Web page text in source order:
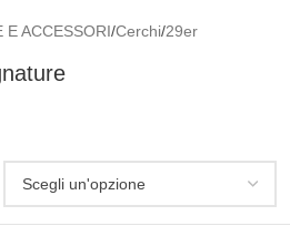
E ACCESSORI/Cerchi/29er